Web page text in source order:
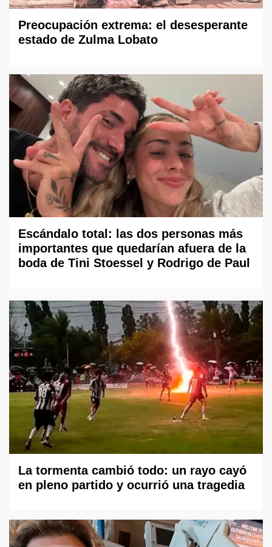
Preocupación extrema: el desesperante
estado de Zulma Lobato
Escándalo total: las dos personas más
importantes que quedarían afuera de la
boda de Tini Stoessel y Rodrigo de Paul
La tormenta cambió todo: un rayo cayó
en pleno partido y ocurrió una tragedia